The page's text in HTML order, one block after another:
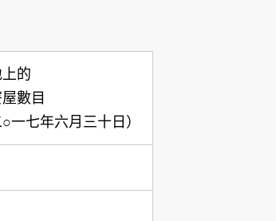
的
數目
○一七年六月三十日）